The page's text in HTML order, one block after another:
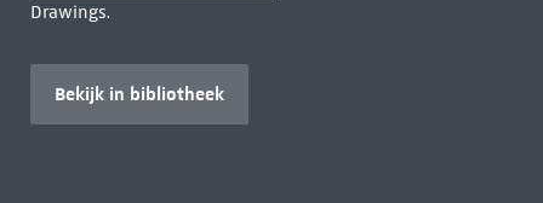
Drawings.
Bekijk in bibliotheek